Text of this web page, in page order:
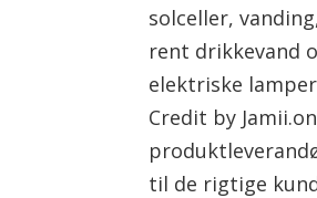
solceller,
rent drikkevand
elektriske lamper
Credit by
til de rigtige